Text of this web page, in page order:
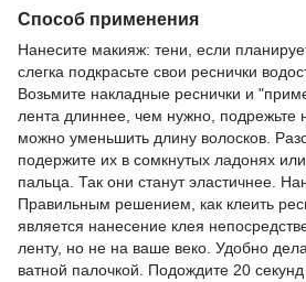
Способ применения
Нанесите макияж: тени, если
слегка подкрасьте свои реснички
Возьмите накладные реснички и
лента длиннее, чем нужно, подрежьте
можно уменьшить длину волосков.
подержите их в сомкнутых ладонях
пальца. Так они станут эластичнее.
Правильным решением, как клеить
является нанесение клея
ленту, но не на ваше веко. Удобно
ватной палочкой. Подождите 20